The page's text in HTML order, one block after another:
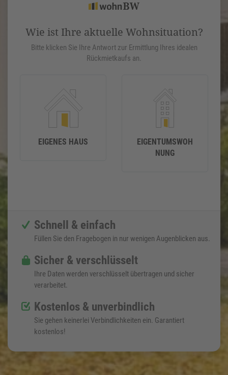
Wie ist Ihre aktuelle Wohnsituation?
Bitte klicken Sie Ihre Antwort zur Ermittlung Ihres idealen
Rückmietkaufs an.
EIGENES HAUS
EIGENTUMSWOH
NUNG
Schnell & einfach
Füllen Sie den Fragebogen in nur wenigen Augenblicken aus.
Sicher & verschlüsselt
Ihre Daten werden verschlüsselt übertragen und sicher
verarbeitet.
Kostenlos & unverbindlich
Sie gehen keinerlei Verbindlichkeiten ein. Garantiert
kostenlos!